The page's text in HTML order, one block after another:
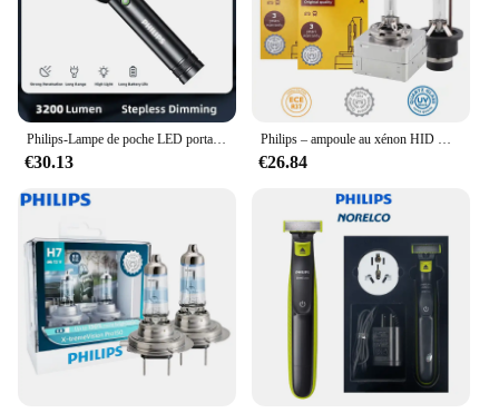
Philips-Lampe de poche LED portable, lampes de poche lumineuses iniques, lampe de camping, randonnée en plein air, autodéfense, 3200 lumens, 1000m
€30.13
Philips – ampoule au xénon HID D1S D2S D2R D3S D4S D5S 35W, 4200K, pour phare de voiture d'origine, mise à niveau, 1 pièce
€26.84